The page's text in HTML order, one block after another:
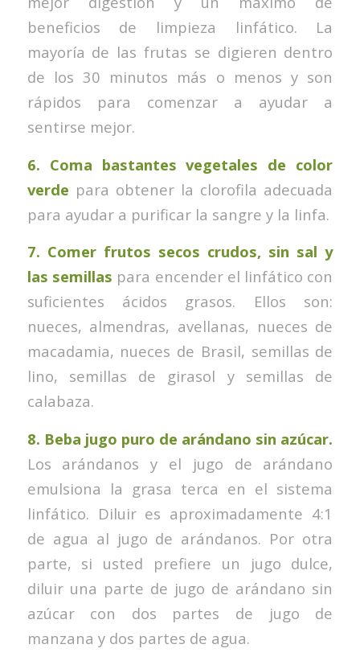
beneficios de limpieza linfático. La
mayoría de las frutas se digieren dentro
de los 30 minutos más o menos y son
rápidos para comenzar a ayudar a
sentirse mejor.
6. Coma bastantes vegetales de color
verde para obtener la clorofila adecuada
para ayudar a purificar la sangre y la linfa.
7. Comer frutos secos crudos, sin sal y
las semillas para encender el linfático con
suficientes ácidos grasos. Ellos son:
nueces, almendras, avellanas, nueces de
macadamia, nueces de Brasil, semillas de
lino, semillas de girasol y semillas de
calabaza.
8. Beba jugo puro de arándano sin azúcar.
Los arándanos y el jugo de arándano
emulsiona la grasa terca en el sistema
linfático. Diluir es aproximadamente 4:1
de agua al jugo de arándanos. Por otra
parte, si usted prefiere un jugo dulce,
diluir una parte de jugo de arándano sin
azúcar con dos partes de jugo de
manzana y dos partes de agua.